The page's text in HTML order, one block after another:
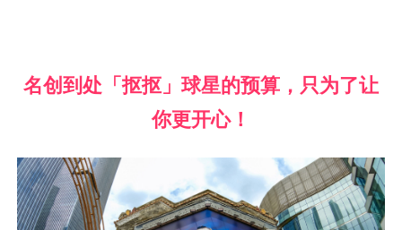
名创到处「抠抠」球星的预算，只为了让
你更开心！